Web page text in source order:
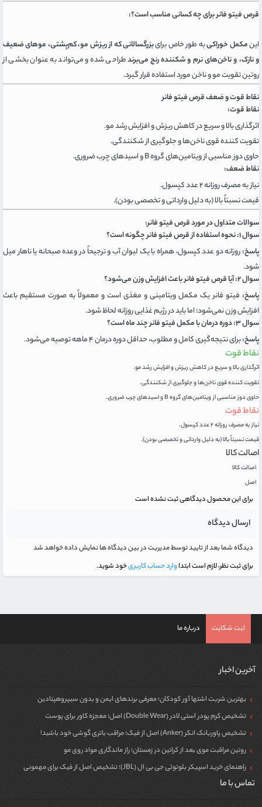
قرص فیتو فانر برای چه کسانی مناسب است؟:
اینمکمل خوراکیبه طور خاص برایبزرگسالانی که از ریزش مو، کم‌پشتی، موهای ضعیف
و نازک، و ناخن‌های نرم و شکننده رنج می‌برندطراحی شده و می‌تواند به عنوان بخشی از
روتین تقویت مو و ناخن مورد استفاده قرار گیرد.
نقاط قوت و ضعف قرص فیتو فانر
نقاط قوت:
اثرگذاری بالا و سریع در کاهش ریزش و افزایش رشد مو.
تقویت کننده قوی ناخن‌ها و جلوگیری از شکنندگی.
حاوی دوز مناسبی از ویتامین‌های گروه B و اسیدهای چرب ضروری.
نقاط ضعف:
نیاز به مصرف روزانه ۲ عدد کپسول.
قیمت نسبتاً بالا (به دلیل وارداتی و تخصصی بودن).
سوالات متداول در مورد قرص فیتو فانر:
سوال ۱: نحوه استفاده از قرص فیتو فانر چگونه است؟
پاسخ:روزانه دو عدد کپسول، همراه با یک لیوان آب و ترجیحاً در وعده صبحانه یا ناهار میل
شود.
سوال ۲: آیا قرص فیتو فانر باعث افزایش وزن می‌شود؟
پاسخ: فیتو فانر یک مکمل ویتامینی و مغذی است و معمولاً به صورت مستقیم باعث
افزایش وزن نمی‌شود؛ اما باید در رژیم غذایی روزانه لحاظ شود.
سوال ۳: دوره درمان با مکمل فیتو فانر چند ماه است؟
پاسخ:برای نتیجه‌گیری کامل و مطلوب، حداقل دوره درمان ۴ ماهه توصیه می‌شود.
نقاط قوت
اثرگذاری بالا و سریع در کاهش ریزش و افزایش رشد مو.
تقویت کننده قوی ناخن‌ها و جلوگیری از شکنندگی.
حاوی دوز مناسبی از ویتامین‌های گروه B و اسیدهای چرب ضروری.
نقاط قوت
نیاز به مصرف روزانه ۲ عدد کپسول.
قیمت نسبتاً بالا (به دلیل وارداتی و تخصصی بودن).
اصالت کالا
اصالت کالا
اصل
برای این محصول دیدگاهی ثبت نشده است
ارسال دیدگاه
دیدگاه شما بعد از تایید توسط مدیریت در بین دیدگاه ها نمایش داده خواهد شد
برای ثبت نظر، لازم است ابتداوارد حساب کاربریخود شوید.
ثبت شکایت درباره ما
آخرین اخبار
بهترین شربت اشتها آور کودکان؛ معرفی برندهای ایمن و بدون سیپروهپتادین
تشخیص کرم پودر استی لادر (Double Wear) اصل؛ معجزه کاور برای پوست
تشخیص پاوربانک انکر (Anker) اصل از فیک؛ مراقب باتری گوشی خود باشید!
روتین مراقبت موی بعد از کراتین در زمستان؛ راز ماندگاری مواد روی مو
راهنمای خرید اسپیکر بلوتوثی جی بی ال (JBL)؛ تشخیص اصل از فیک برای مهمونی
تماس با ما